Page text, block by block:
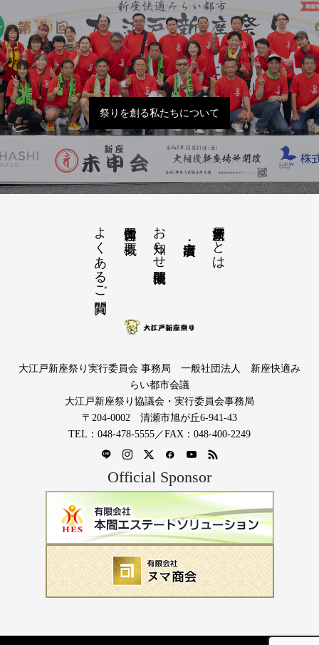
祭りを創る私たちについて
大江戸新座祭りとは
お知らせ開催概要
運営団体と概要
よくあるご質問
大江戸新座祭り実行委員会 事務局 一般社団法人 新座快適み
らい都市会議
大江戸新座祭り協議会・実行委員会事務局
〒204-0002 清瀬市旭が丘6-941-43
TEL：048-478-5555／FAX：048-400-2249
Official Sponsor